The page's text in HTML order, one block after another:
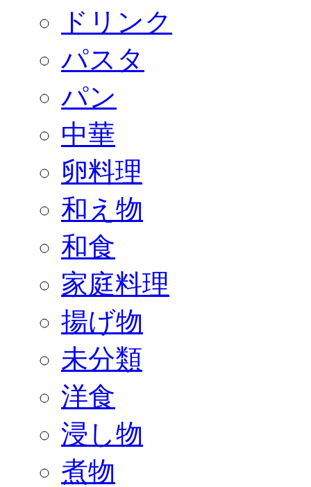
ドリンク
パスタ
パン
中華
卵料理
和え物
和食
家庭料理
揚げ物
未分類
洋食
浸し物
煮物